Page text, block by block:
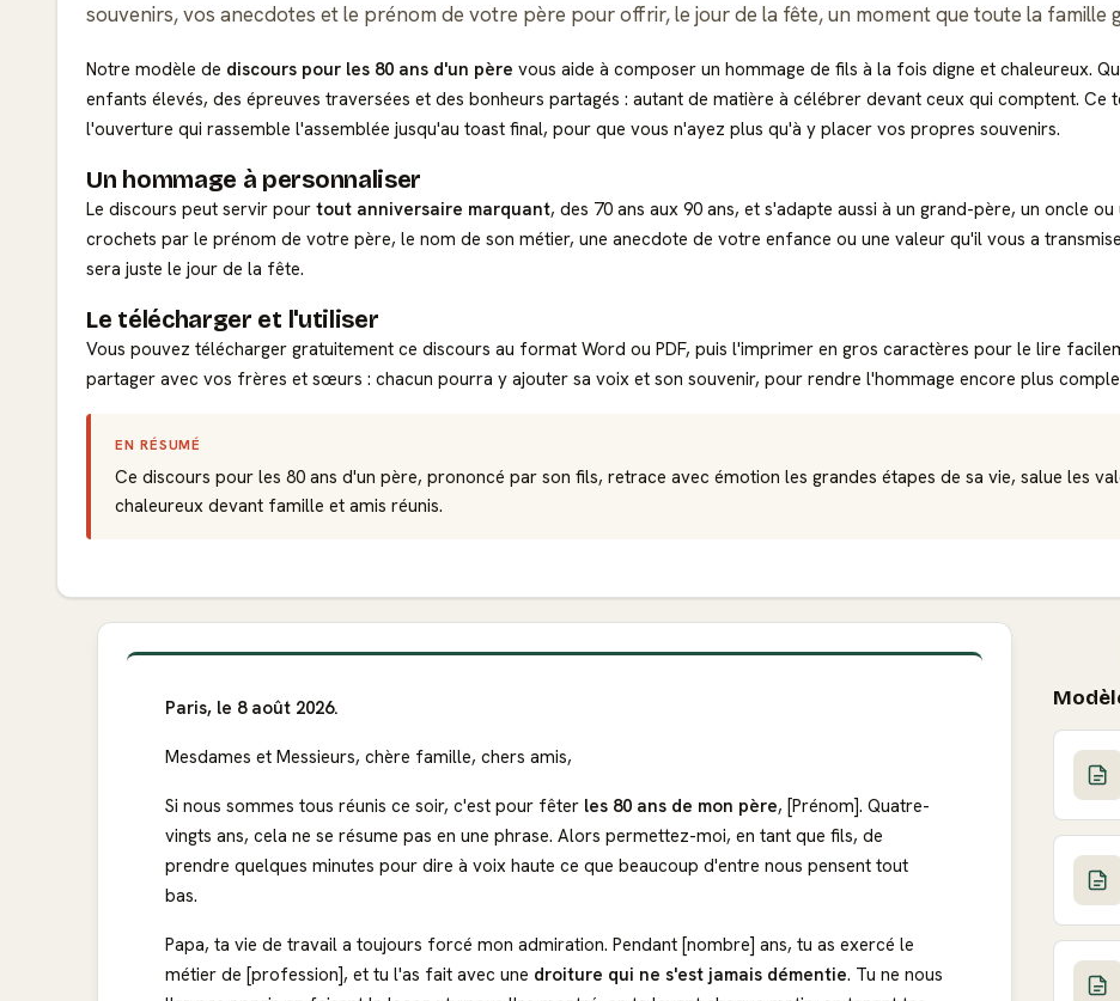
souvenirs, vos anecdotes et le prénom de votre père pour offrir, le jour de la fête, un moment que toute la famille
Notre modèle de discours pour les 80 ans d'un père vous aide à composer un hommage de fils à la fois digne et chaleureux.
enfants élevés, des épreuves traversées et des bonheurs partagés : autant de matière à célébrer devant ceux qui comptent. Ce
l'ouverture qui rassemble l'assemblée jusqu'au toast final, pour que vous n'ayez plus qu'à y placer vos propres souvenirs.
Un hommage à personnaliser
Le discours peut servir pour tout anniversaire marquant, des 70 ans aux 90 ans, et s'adapte aussi à un grand-père, un oncle
crochets par le prénom de votre père, le nom de son métier, une anecdote de votre enfance ou une valeur qu'il vous a
sera juste le jour de la fête.
Le télécharger et l'utiliser
Vous pouvez télécharger gratuitement ce discours au format Word ou PDF, puis l'imprimer en gros caractères pour le lire
partager avec vos frères et sœurs : chacun pourra y ajouter sa voix et son souvenir, pour rendre l'hommage encore plus
EN RÉSUMÉ
Ce discours pour les 80 ans d'un père, prononcé par son fils, retrace avec émotion les grandes étapes de sa vie, salue les
chaleureux devant famille et amis réunis.
Paris, le 8 août 2026.
Mesdames et Messieurs, chère famille, chers amis,
Si nous sommes tous réunis ce soir, c'est pour fêter les 80 ans de mon père, [Prénom]. Quatre-
vingts ans, cela ne se résume pas en une phrase. Alors permettez-moi, en tant que fils, de
prendre quelques minutes pour dire à voix haute ce que beaucoup d'entre nous pensent tout
bas.
Papa, ta vie de travail a toujours forcé mon admiration. Pendant [nombre] ans, tu as exercé le
métier de [profession], et tu l'as fait avec une droiture qui ne s'est jamais démentie. Tu ne nous